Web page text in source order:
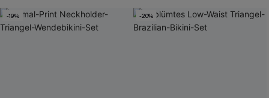
-19% -20%